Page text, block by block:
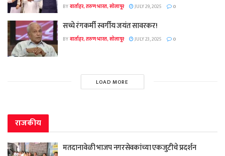
BYवार्ताहर, तरुण भारत, सोलापूर JULY 29, 2025 0
सच्चे रंगकर्मी स्वर्गीय जयंत सावरकर!
BYवार्ताहर, तरुण भारत, सोलापूर JULY 23, 2025 0
LOAD MORE
राजकीय
मतदानावेळी भाजप नगरसेवकांच्या एकजुटीचे प्रदर्शन